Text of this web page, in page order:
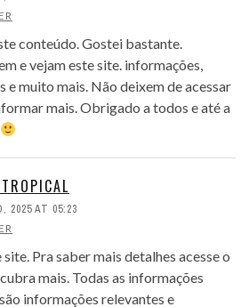
conteúdo. Gostei bastante.
e vejam este site. informações,
e muito mais. Não deixem de acessar
mais. Obrigado a todos e até a
2025 AT 05:23
site. Pra saber mais detalhes acesse o
mais. Todas as informações
informações relevantes e